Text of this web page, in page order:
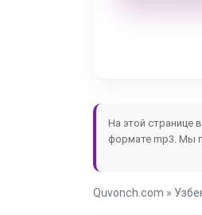
На этой странице
формате mp3. Мы
Quvonch.com »